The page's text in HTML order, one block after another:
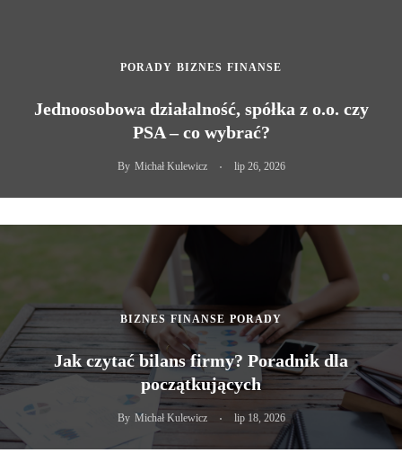
PORADY BIZNES FINANSE
Jednoosobowa działalność, spółka z o.o. czy
PSA – co wybrać?
By Michał Kulewicz lip 26, 2026
BIZNES FINANSE PORADY
Jak czytać bilans firmy? Poradnik dla
początkujących
By Michał Kulewicz lip 18, 2026